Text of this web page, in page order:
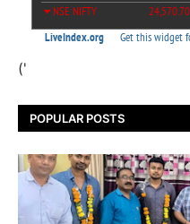
('
POPULAR POSTS